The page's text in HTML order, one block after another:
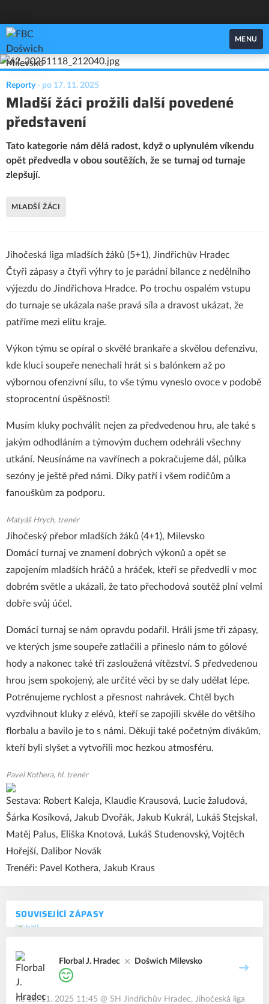
FBC Došwich Milevsko
MENU
SOUVISEJÍCÍ ZÁPASY
Florbal J. Hradec Došwich Milevsko
ne 16. 11. 2025 11:45 @ SH Jindřichův Hradec, Jihočeská liga
Reporty - po 17. 11. 2025
Mladší žáci prožili další povedené
představení
Tato kategorie nám dělá radost, když o uplynulém víkendu
opět předvedla v obou soutěžích, že se turnaj od turnaje
zlepšují.
MLADŠÍ ŽÁCI
Jihočeská liga mladších žáků (5+1), Jindřichův Hradec
Čtyři zápasy a čtyři výhry to je parádní bilance z nedělního
výjezdu do Jindřichova Hradce. Po trochu ospalém vstupu
do turnaje se ukázala naše pravá síla a dravost ukázat, že
patříme mezi elitu kraje.
Výkon týmu se opíral o skvělé brankaře a skvělou defenzivu,
kde kluci soupeře nenechali hrát si s balónkem až po
výbornou ofenzivní sílu, to vše týmu vyneslo ovoce v podobě
stoprocentní úspěšnosti!
Musím kluky pochválit nejen za předvedenou hru, ale také s
jakým odhodláním a týmovým duchem odehráli všechny
utkání. Neusínáme na vavřínech a pokračujeme dál, půlka
sezóny je ještě před námi. Díky patří i všem rodičům a
fanouškům za podporu.
Matyáš Hrych, trenér
Jihočeský přebor mladších žáků (4+1), Milevsko
Domácí turnaj ve znamení dobrých výkonů a opět se
zapojením mladších hráčů a hráček, kteří se předvedli v moc
dobrém světle a ukázali, že tato přechodová soutěž plní velmi
dobře svůj účel.
Domácí turnaj se nám opravdu podařil. Hráli jsme tři zápasy,
ve kterých jsme soupeře zatlačili a přineslo nám to gólové
hody a nakonec také tři zasloužená vítězství. S předvedenou
hrou jsem spokojený, ale určité věci by se daly udělat lépe.
Potrénujeme rychlost a přesnost nahrávek. Chtěl bych
vyzdvihnout kluky z elévů, kteří se zapojili skvěle do většího
florbalu a bavilo je to s námi. Děkuji také početným divákům,
kteří byli slyšet a vytvořili moc hezkou atmosféru.
Pavel Kothera, hl. trenér
Sestava: Robert Kaleja, Klaudie Krausová, Lucie žaludová,
Šárka Kosíková, Jakub Dvořák, Jakub Kukrál, Lukáš Stejskal,
Matěj Palus, Eliška Knotová, Lukáš Studenovský, Vojtěch
Hořejší, Dalibor Novák
Trenéři: Pavel Kothera, Jakub Kraus